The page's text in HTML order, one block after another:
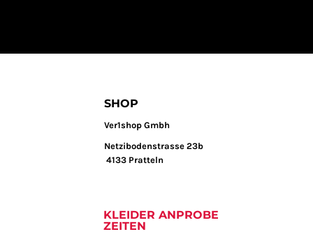
SHOP
Ver1shop Gmbh
Netzibodenstrasse 23b
4133 Pratteln
KLEIDER ANPROBE
ZEITEN